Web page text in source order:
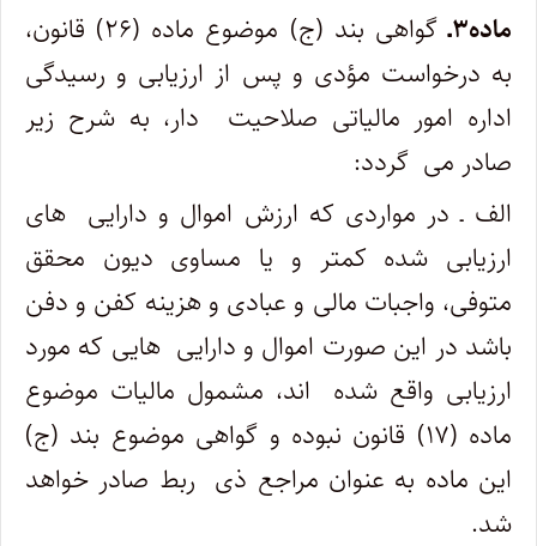
ماده۳ـ
گواهی بند (ج) موضوع ماده (۲۶) قانون،
به درخواست مؤدی و پس از ارزیابی و رسیدگی
اداره امور مالیاتی صلاحیت ‎ دار، به شرح زیر
صادر می ‎ گردد:
الف ـ در مواردی که ارزش اموال و دارایی ‎ های
ارزیابی شده کمتر و یا مساوی دیون محقق
متوفی، واجبات مالی و عبادی و هزینه کفن و دفن
باشد در این صورت اموال و دارایی ‎ هایی که مورد
ارزیابی واقع شده ‎ اند، مشمول مالیات موضوع
ماده (۱۷) قانون نبوده و گواهی موضوع بند (ج)
این ماده به عنوان مراجع ذی ‎ ربط صادر خواهد
شد.